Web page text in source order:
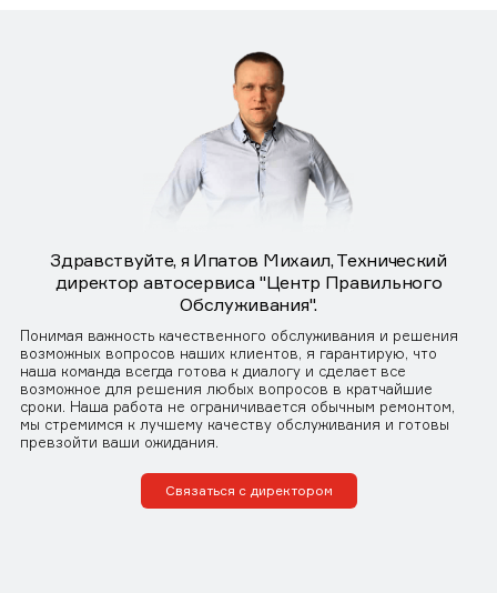
Здравствуйте, я Ипатов Михаил, Технический
директор автосервиса "Центр Правильного
Обслуживания".
Понимая важность качественного обслуживания и решения
возможных вопросов наших клиентов, я гарантирую, что
наша команда всегда готова к диалогу и сделает все
возможное для решения любых вопросов в кратчайшие
сроки. Наша работа не ограничивается обычным ремонтом,
мы стремимся к лучшему качеству обслуживания и готовы
превзойти ваши ожидания.
Связаться с директором